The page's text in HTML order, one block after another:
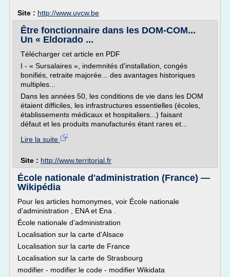
Site : http://www.uvcw.be
Être fonctionnaire dans les DOM-COM...
Un « Eldorado ...
Télécharger cet article en PDF
I - « Sursalaires », indemnités d'installation, congés
bonifiés, retraite majorée... des avantages historiques
multiples...
Dans les années 50, les conditions de vie dans les DOM
étaient difficiles, les infrastructures essentielles (écoles,
établissements médicaux et hospitaliers...) faisant
défaut et les produits manufacturés étant rares et...
Lire la suite
Site : http://www.territorial.fr
École nationale d'administration (France) —
Wikipédia
Pour les articles homonymes, voir École nationale
d'administration , ENA et Ena .
École nationale d'administration
Localisation sur la carte d'Alsace
Localisation sur la carte de France
Localisation sur la carte de Strasbourg
modifier - modifier le code - modifier Wikidata